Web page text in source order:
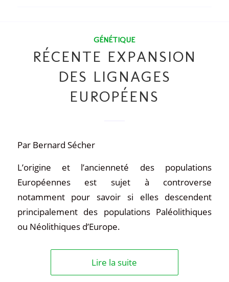
GÉNÉTIQUE
RÉCENTE EXPANSION
DES LIGNAGES
EUROPÉENS
Par Bernard Sécher
L’origine et l’ancienneté des populations
Européennes est sujet à controverse
notamment pour savoir si elles descendent
principalement des populations Paléolithiques
ou Néolithiques d’Europe.
Lire la suite